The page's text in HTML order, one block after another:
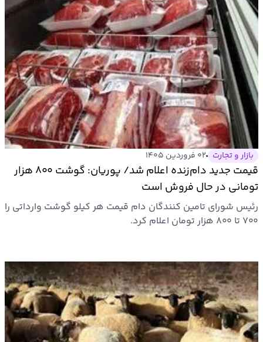
بازار و تجارت ۰۲ فروردین ۱۴۰۵
قیمت جدید دام‌زنده اعلام شد/ پوریان: گوشت ۸۰۰ هزار
تومانی در حال فروش است
رئیس شورای تامین کنندگان دام قیمت هر کیلو گوشت وارداتی را
۷۰۰ تا ۸۰۰ هزار تومان اعلام کرد.